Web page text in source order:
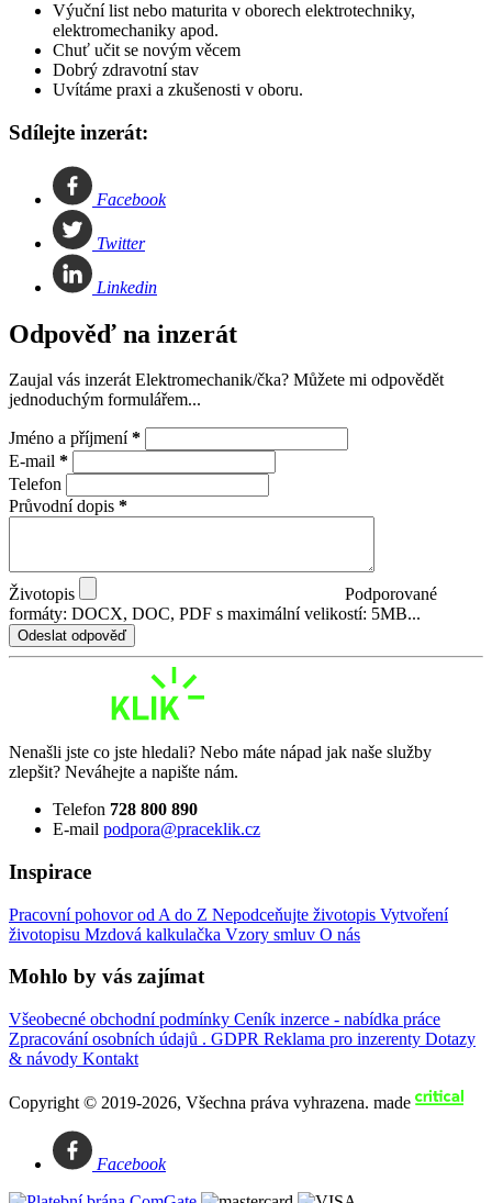
Výuční list nebo maturita v oborech elektrotechniky,
elektromechaniky apod.
Chuť učit se novým věcem
Dobrý zdravotní stav
Uvítáme praxi a zkušenosti v oboru.
Sdílejte inzerát:
Facebook
Twitter
Linkedin
Odpověď na inzerát
Zaujal vás inzerát Elektromechanik/čka? Můžete mi odpovědět
jednoduchým formulářem...
Jméno a příjmení *
E-mail *
Telefon
Průvodní dopis *
Životopis
Podporované
formáty: DOCX, DOC, PDF s maximální velikostí: 5MB...
Odeslat odpověď
Nenašli jste co jste hledali? Nebo máte nápad jak naše služby
zlepšit? Neváhejte a napište nám.
Telefon 728 800 890
E-mail podpora@praceklik.cz
Inspirace
Pracovní pohovor od A do Z Nepodceňujte životopis Vytvoření
životopisu Mzdová kalkulačka Vzory smluv O nás
Mohlo by vás zajímat
Všeobecné obchodní podmínky Ceník inzerce - nabídka práce
Zpracování osobních údajů . GDPR Reklama pro inzerenty Dotazy
& návody Kontakt
Copyright © 2019-2026, Všechna práva vyhrazena. made
Facebook